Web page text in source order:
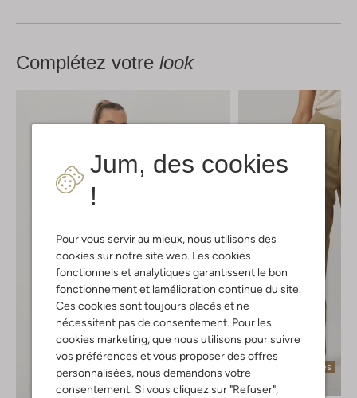
Jum, des cookies
!
Pour vous servir au mieux, nous utilisons des
cookies sur notre site web. Les cookies
fonctionnels et analytiques garantissent le bon
fonctionnement et lamélioration continue du site.
Ces cookies sont toujours placés et ne
nécessitent pas de consentement. Pour les
cookies marketing, que nous utilisons pour suivre
vos préférences et vous proposer des offres
personnalisées, nous demandons votre
consentement. Si vous cliquez sur "Refuser",
Complétez votre look
Dernières pièces
-20%